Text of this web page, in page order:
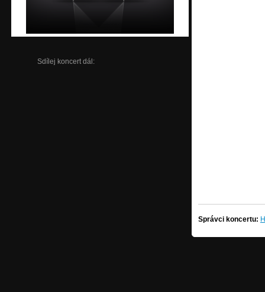
Sdílej koncert dál:
Správci koncertu: